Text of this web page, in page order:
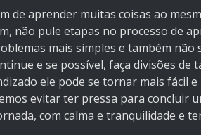
de aprender muitas coisas ao
não pule etapas no processo de
mais simples e também não
e se possível, faça divisões
ele pode se tornar mais fácil
evitar ter pressa para concluir
com calma e tranquilidade e